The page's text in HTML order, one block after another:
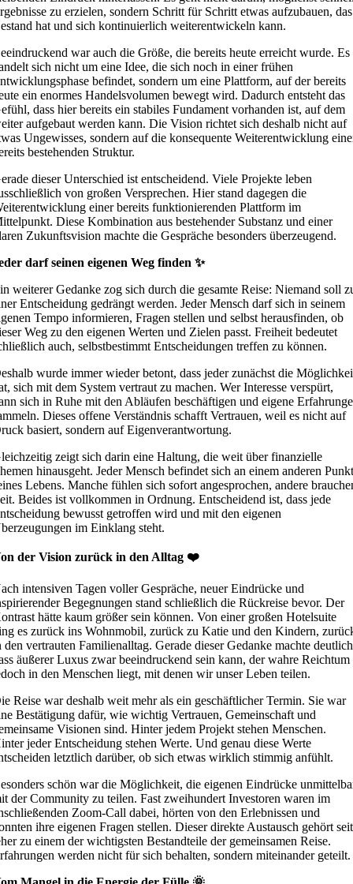
zu erzielen, sondern Schritt für Schritt etwas aufzubauen, das
hat und sich kontinuierlich weiterentwickeln kann.
war auch die Größe, die bereits heute erreicht wurde. Es
sich nicht um eine Idee, die sich noch in einer frühen
befindet, sondern um eine Plattform, auf der bereits
ein enormes Handelsvolumen bewegt wird. Dadurch entsteht das
dass hier bereits ein stabiles Fundament vorhanden ist, auf dem
aufgebaut werden kann. Die Vision richtet sich deshalb nicht auf
Ungewisses, sondern auf die konsequente Weiterentwicklung
bestehenden Struktur.
dieser Unterschied ist entscheidend. Viele Projekte leben
von großen Versprechen. Hier stand dagegen die
einer bereits funktionierenden Plattform im
Diese Kombination aus bestehender Substanz und einer
Zukunftsvision machte die Gespräche besonders überzeugend.
darf seinen eigenen Weg finden ✨
weiterer Gedanke zog sich durch die gesamte Reise: Niemand soll
Entscheidung gedrängt werden. Jeder Mensch darf sich in seinem
Tempo informieren, Fragen stellen und selbst herausfinden, ob
Weg zu den eigenen Werten und Zielen passt. Freiheit bedeutet
auch, selbstbestimmt Entscheidungen treffen zu können.
wurde immer wieder betont, dass jeder zunächst die
sich mit dem System vertraut zu machen. Wer Interesse verspürt,
sich in Ruhe mit den Abläufen beschäftigen und eigene
Dieses offene Verständnis schafft Vertrauen, weil es nicht auf
basiert, sondern auf Eigenverantwortung.
zeigt sich darin eine Haltung, die weit über finanzielle
hinausgeht. Jeder Mensch befindet sich an einem anderen
Lebens. Manche fühlen sich sofort angesprochen, andere
Beides ist vollkommen in Ordnung. Entscheidend ist, dass jede
bewusst getroffen wird und mit den eigenen
im Einklang steht.
der Vision zurück in den Alltag ❤️
intensiven Tagen voller Gespräche, neuer Eindrücke und
Begegnungen stand schließlich die Rückreise bevor. Der
hätte kaum größer sein können. Von einer großen Hotelsuite
es zurück ins Wohnmobil, zurück zu Katie und den Kindern,
den vertrauten Familienalltag. Gerade dieser Gedanke machte
äußerer Luxus zwar beeindruckend sein kann, der wahre Reichtum
in den Menschen liegt, mit denen wir unser Leben teilen.
Reise war deshalb weit mehr als ein geschäftlicher Termin. Sie war
Bestätigung dafür, wie wichtig Vertrauen, Gemeinschaft und
Visionen sind. Hinter jedem Projekt stehen Menschen.
jeder Entscheidung stehen Werte. Und genau diese Werte
letztlich darüber, ob sich etwas wirklich stimmig anfühlt.
schön war die Möglichkeit, die eigenen Eindrücke
der Community zu teilen. Fast zweihundert Investoren waren im
Zoom-Call dabei, hörten von den Erlebnissen und
ihre eigenen Fragen stellen. Dieser direkte Austausch gehört seit
zu einem der wichtigsten Bestandteile der gemeinsamen Reise.
werden nicht für sich behalten, sondern miteinander geteilt.